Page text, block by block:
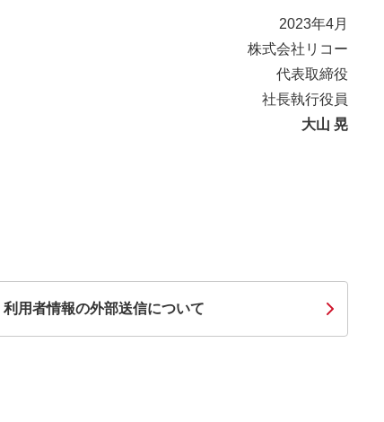
2023年4月
株式会社リコー
代表取締役
社長執行役員
大山 晃
利用者情報の外部送信について